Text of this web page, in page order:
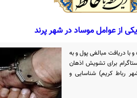
از عوامل موساد در شهر پرند
با دریافت مبالغی پول و به
برای تشویش اذهان
رباط کریم) شناسایی و